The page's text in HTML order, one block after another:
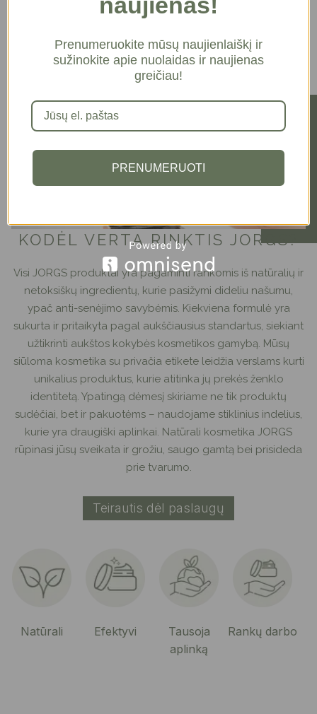
KODĖL VERTA RINKTIS JORGS?
Visi JORGS produktai yra pagaminti rankomis iš natūralių ir
netoksiškų ingredientų, kurie pasižymi dideliu našumu,
ypač anti-senėjimo savybėmis. Kiekviena formulė yra
sukurta ir pritaikyta pagal aukščiausius standartus, siekiant
užtikrinti aukštos kokybės kosmetikos gamybą. Mūsų
siūloma kosmetika su privačia etikete leidžia verslams kurti
unikalius produktus, kurie atitinka jų prekės ženklo
identitetą. Ypatingą dėmesį skiriame ne tik produktų
sudėčiai, bet ir pakuotėms – naudojame stiklinius indelius,
kurie yra draugiški aplinkai. Natūrali kosmetika JORGS
rūpinasi jūsų sveikata ir grožiu, saugo gamtą bei prisideda
prie tvarumo.
Teirautis dėl paslaugų
Natūrali Efektyvi
Tausoja
aplinką
Rankų darbo
Prenumeruokite mūsų naujienlaiškį ir
sužinokite apie nuolaidas ir naujienas
greičiau!
PRENUMERUOTI